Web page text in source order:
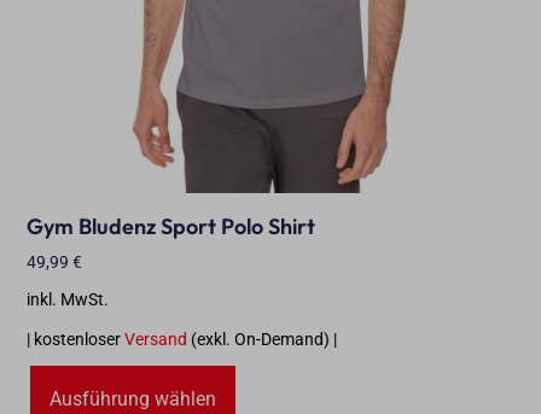
Gym Bludenz Sport Polo Shirt
49,99€
inkl. MwSt.
| kostenloserVersand (exkl. On-Demand) |
Ausführung wählen